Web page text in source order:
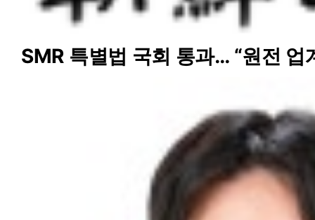
SMR 특별법 국회 통과… “원전 업